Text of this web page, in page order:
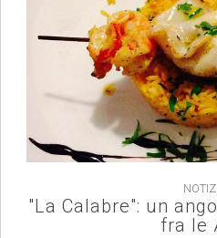
"La Calabre": un
fra le